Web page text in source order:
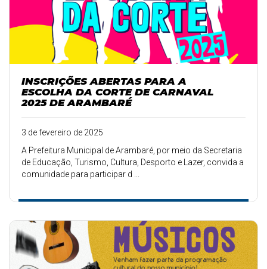
INSCRIÇÕES ABERTAS PARA A
ESCOLHA DA CORTE DE CARNAVAL
2025 DE ARAMBARÉ
3 de fevereiro de 2025
A Prefeitura Municipal de Arambaré, por meio da Secretaria
de Educação, Turismo, Cultura, Desporto e Lazer, convida a
comunidade para participar d ...